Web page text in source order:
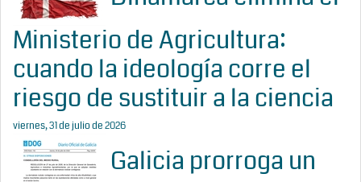
Ministerio de Agricultura:
cuando la ideología corre el
riesgo de sustituir a la ciencia
viernes, 31 de julio de 2026
Galicia prorroga un